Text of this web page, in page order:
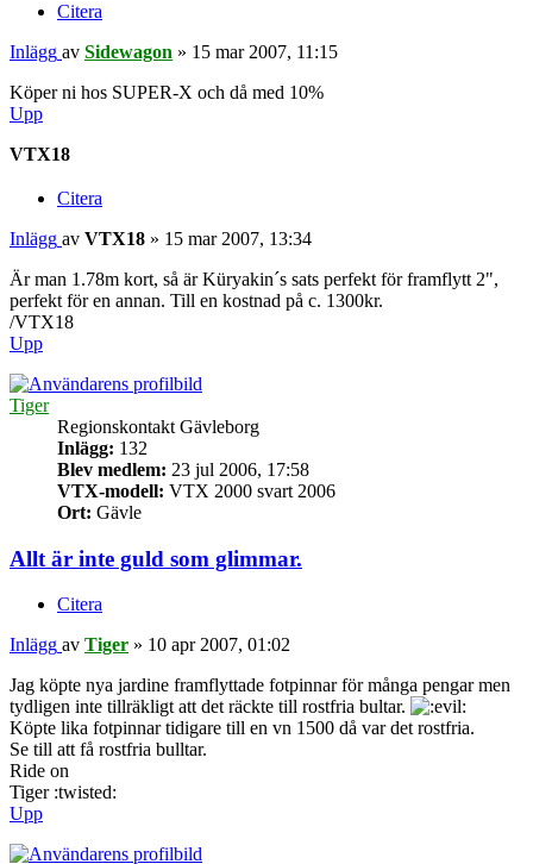
Citera
Inlägg av Sidewagon » 15 mar 2007, 11:15
Köper ni hos SUPER-X och då med 10%
Upp
VTX18
Citera
Inlägg av VTX18 » 15 mar 2007, 13:34
Är man 1.78m kort, så är Küryakin´s sats perfekt för framflytt 2",
perfekt för en annan. Till en kostnad på c. 1300kr.
/VTX18
Upp
Tiger
Regionskontakt Gävleborg
Inlägg: 132
Blev medlem: 23 jul 2006, 17:58
VTX-modell: VTX 2000 svart 2006
Ort: Gävle
Allt är inte guld som glimmar.
Citera
Inlägg av Tiger » 10 apr 2007, 01:02
Jag köpte nya jardine framflyttade fotpinnar för många pengar men
tydligen inte tillräkligt att det räckte till rostfria bultar.
Köpte lika fotpinnar tidigare till en vn 1500 då var det rostfria.
Se till att få rostfria bulltar.
Ride on
Tiger :twisted:
Upp